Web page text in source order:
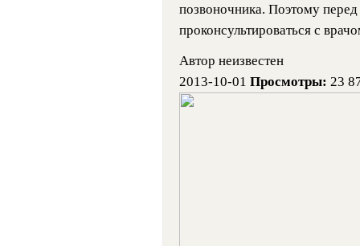
позвоночника. Поэтому
проконсультироваться с
Автор неизвестен
2013-10-01 Просмотры: 23